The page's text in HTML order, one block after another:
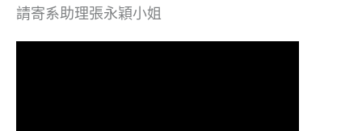
請寄系助理張永穎小姐